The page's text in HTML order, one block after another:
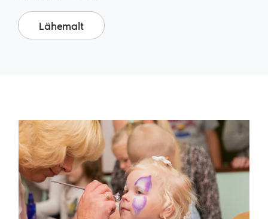
Lähemalt